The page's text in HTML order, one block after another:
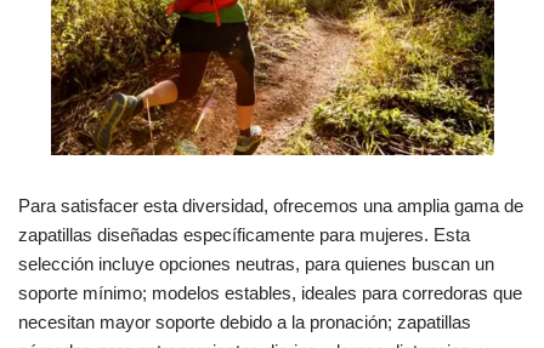
Para satisfacer esta diversidad, ofrecemos una amplia gama de
zapatillas diseñadas específicamente para mujeres. Esta
selección incluye opciones neutras, para quienes buscan un
soporte mínimo; modelos estables, ideales para corredoras que
necesitan mayor soporte debido a la pronación; zapatillas